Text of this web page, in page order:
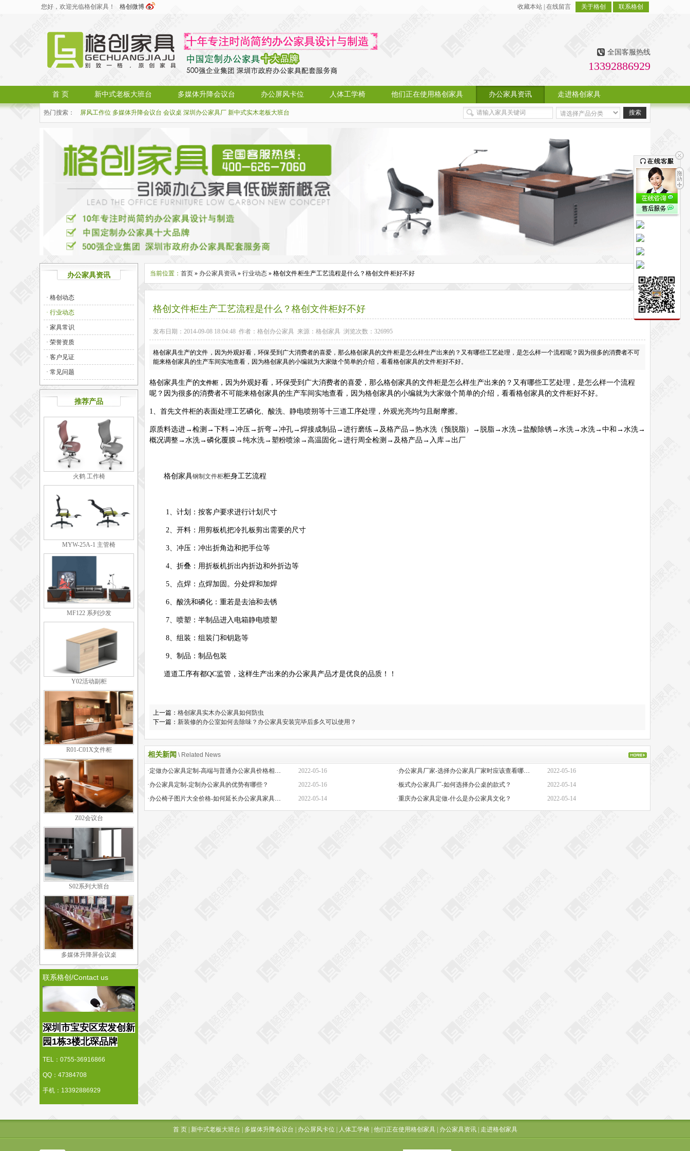
您好，欢迎光临格创家具！ 格创微博 收藏本站 在线留言 关于格创 联系格创
全国客服热线
13392886929
首 页 新中式老板大班台 多媒体升降会议台 办公屏风卡位 人体工学椅 他们正在使用格创家具 办公家具资讯 走进格创家具
热门搜索： 屏风工作位 多媒体升降会议台 会议桌 深圳办公家具厂 新中式实木老板大班台
办公家具资讯
· 格创动态
· 行业动态
· 家具常识
· 荣誉资质
· 客户见证
· 常见问题
推荐产品
火鹤 工作椅
MYW-25A-1 主管椅
MF122 系列沙发
Y02活动副柜
R01-C01X文件柜
Z02会议台
S02系列大班台
多媒体升降屏会议桌
联系格创/Contact us
深圳市宝安区宏发创新
园1栋3楼北琛品牌
TEL：0755-36916866
QQ：47384708
手机：13392886929
当前位置： 首页 » 办公家具资讯 » 行业动态 » 格创文件柜生产工艺流程是什么？格创文件柜好不好
格创文件柜生产工艺流程是什么？格创文件柜好不好
发布日期：2014-09-08 18:04:48 作者：格创办公家具 来源：格创家具 浏览次数：326995
格创家具生产的文件，因为外观好看，环保受到广大消费者的喜爱，那么格创家具的文件柜是怎么样生产出来的？又有哪些工艺处理，是怎么样一个流程呢？因为很多的消费者不可
能来格创家具的生产车间实地查看，因为格创家具的小编就为大家做个简单的介绍，看看格创家具的文件柜好不好。
格创家具生产的文件柜，因为外观好看，环保受到广大消费者的喜爱，那么格创家具的文件柜是怎么样生产出来的？又有哪些工艺处理，是怎么样一个流程
呢？因为很多的消费者不可能来格创家具的生产车间实地查看，因为格创家具的小编就为大家做个简单的介绍，看看格创家具的文件柜好不好。
1 、首先文件柜的表面处理工艺磷化、酸洗、静电喷朔等十三道工序处理，外观光亮均匀且耐摩擦。
原质料选进→检测→下料→冲压→折弯→冲孔→焊接成制品→进行磨练→及格产品→热水洗（预脱脂）→脱脂→水洗→盐酸除锈→水洗→水洗→中和→水洗→
概况调整→水洗→磷化覆膜→纯水洗→塑粉喷涂→高温固化→进行周全检测→及格产品→入库→出厂
格创家具钢制文件柜柜身工艺流程
1 、计划：按客户要求进行计划尺寸
2 、开料：用剪板机把冷扎板剪出需要的尺寸
3 、冲压：冲出折角边和把手位等
4 、折叠：用折板机折出内折边和外折边等
5 、点焊：点焊加固。分处焊和加焊
6 、酸洗和磷化：重若是去油和去锈
7 、喷塑：半制品进入电箱静电喷塑
8 、组装：组装门和钥匙等
9 、制品：制品包装
道道工序有都QC监管，这样生产出来的办公家具产品才是优良的品质！！
上一篇： 格创家具实木办公家具如何防虫
下一篇： 新装修的办公室如何去除味？办公家具安装完毕后多久可以使用？
相关新闻 \ Related News
·定做办公家具定制-高端与普通办公家具价格相差巨大的原因是什么？ 2022-05-16 ·办公家具厂家-选择办公家具厂家时应该查看哪些方面？
2022-05-16
·办公家具定制-定制办公家具的优势有哪些？
2022-05-16 ·板式办公家具厂-如何选择办公桌的款式？
2022-05-14
·办公椅子图片大全价格-如何延长办公家具家具的保质期？
2022-05-14 ·重庆办公家具定做-什么是办公家具文化？ 2022-05-14
首 页| 新中式老板大班台 多媒体升降会议台 办公屏风卡位 人体工学椅| 他们正在使用格创家具| 办公家具资讯| 走进格创家具